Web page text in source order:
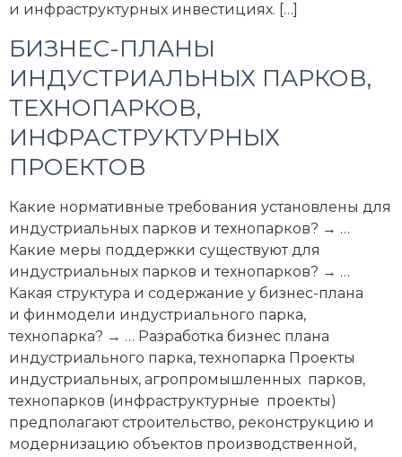
и инфраструктурных инвестициях. […]
БИЗНЕС-ПЛАНЫ
ИНДУСТРИАЛЬНЫХ ПАРКОВ,
ТЕХНОПАРКОВ,
ИНФРАСТРУКТУРНЫХ
ПРОЕКТОВ
Какие нормативные требования установлены для
индустриальных парков и технопарков? → …
Какие меры поддержки существуют для
индустриальных парков и технопарков? → …
Какая структура и содержание у бизнес-плана
и финмодели индустриального парка,
технопарка? → … Разработка бизнес плана
индустриального парка, технопарка Проекты
индустриальных, агропромышленных парков,
технопарков (инфраструктурные проекты)
предполагают строительство, реконструкцию и
модернизацию объектов производственной,